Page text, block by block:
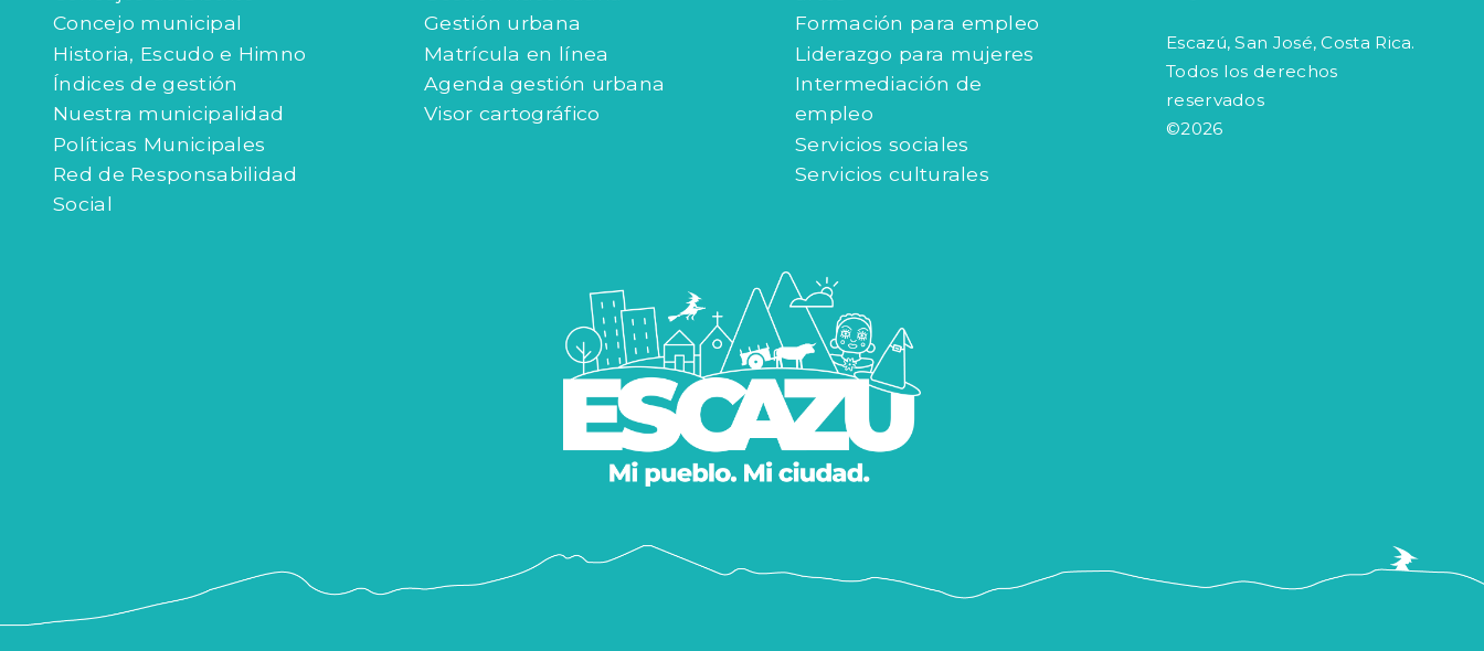
Concejo municipal
Historia, Escudo e Himno
Índices de gestión
Nuestra municipalidad
Políticas Municipales
Red de Responsabilidad
Social
Gestión urbana
Matrícula en línea
Agenda gestión urbana
Visor cartográfico
Formación para empleo
Liderazgo para mujeres
Intermediación de
empleo
Servicios sociales
Servicios culturales
Escazú, San José, Costa Rica.
Todos los derechos
reservados
©2026